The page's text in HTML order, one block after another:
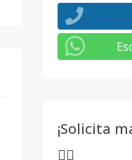
¡Solicita
👇🏽